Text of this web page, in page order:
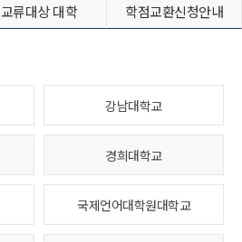
교류대상 대학 학점교환신청안내
강남대학교
경희대학교
국제언어대학원대학교